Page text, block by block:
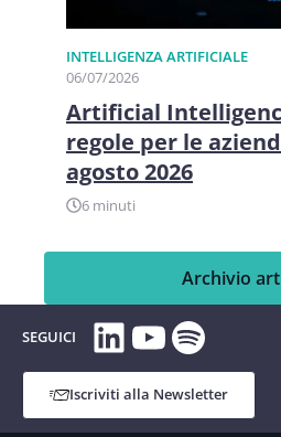
INTELLIGENZA ARTIFICIALE
06/07/2026
Artificial
regole per le
agosto 2026
6 minuti
Archivio
SEGUICI LinkedIn
YouTube
Spotify
Iscriviti alla Newsletter